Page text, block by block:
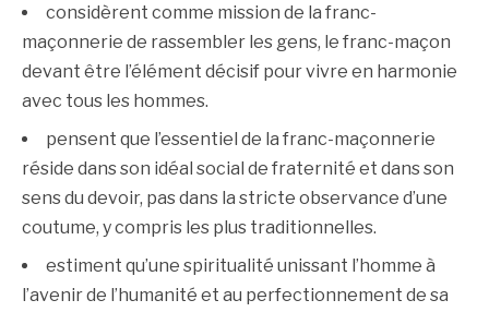
considèrent comme mission de la franc-
maçonnerie de rassembler les gens, le franc-maçon
devant être l’élément décisif pour vivre en harmonie
avec tous les hommes.
pensent que l’essentiel de la franc-maçonnerie
réside dans son idéal social de fraternité et dans son
sens du devoir, pas dans la stricte observance d’une
coutume, y compris les plus traditionnelles.
estiment qu’une spiritualité unissant l’homme à
l’avenir de l’humanité et au perfectionnement de sa